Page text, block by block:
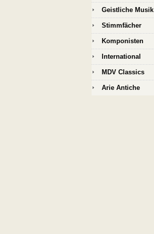
Geistliche Musik
Stimmfächer
Komponisten
International
MDV Classics
Arie Antiche